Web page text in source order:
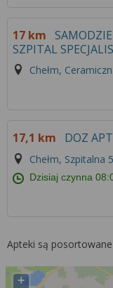
17 km
SZPITAL
Chełm,
17,1 km DOZ
Chełm, Szpitalna
Dzisiaj czynna
Apteki są
+